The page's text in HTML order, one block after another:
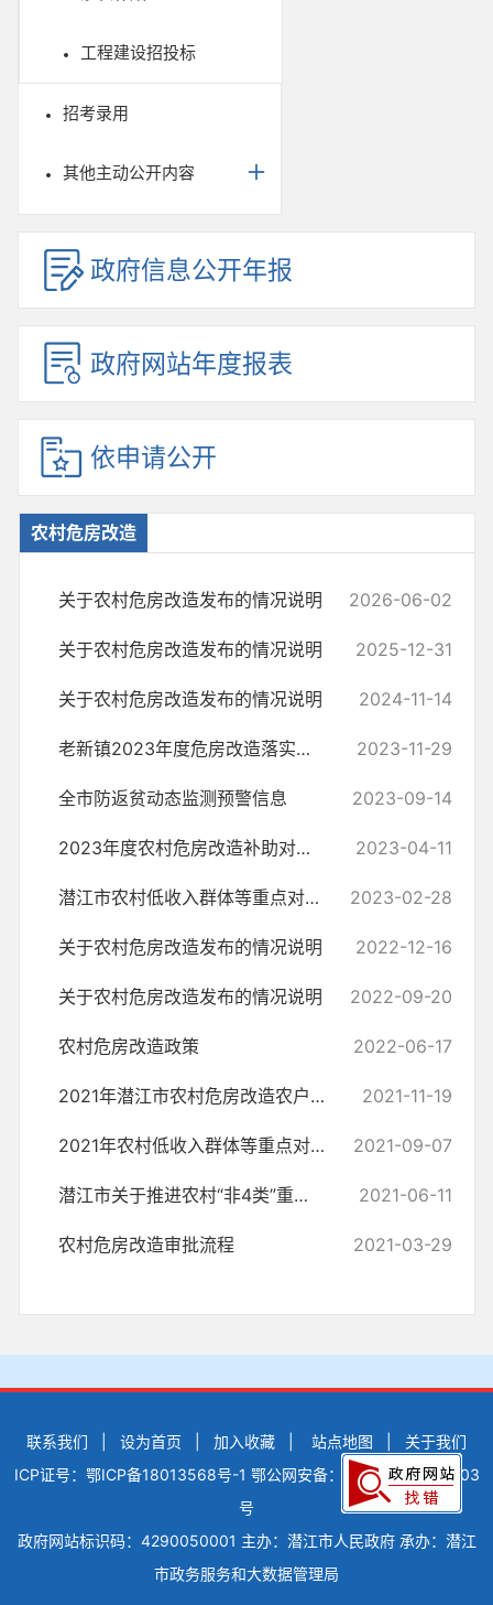
工程建设招投标
招考录用
其他主动公开内容
政府信息公开年报
政府网站年度报表
依申请公开
农村危房改造
关于农村危房改造发布的情况说明 2026-06-02
关于农村危房改造发布的情况说明 2025-12-31
关于农村危房改造发布的情况说明 2024-11-14
老新镇2023年度危房改造落实情况暨年度工作完成情况 2023-11-29
全市防返贫动态监测预警信息 2023-09-14
2023年度农村危房改造补助对象基本条件与标准 2023-04-11
潜江市农村低收入群体等重点对象住房安全保障工作实施方案 2023-02-28
关于农村危房改造发布的情况说明 2022-12-16
关于农村危房改造发布的情况说明 2022-09-20
农村危房改造政策 2022-06-17
2021年潜江市农村危房改造农户一户一档样表 2021-11-19
2021年农村低收入群体等重点对象危房改造花名册(1) 2021-09-07
潜江市关于推进农村“非4类”重点对象危房改造的指导意见 2021-06-11
农村危房改造审批流程 2021-03-29
联系我们 设为首页 加入收藏 站点地图
关于我们
ICP证号：鄂ICP备18013568号-1 鄂公网安备：42900502000503
号
政府网站标识码：4290050001 主办：潜江市人民政府 承办：潜江
市政务服务和大数据管理局